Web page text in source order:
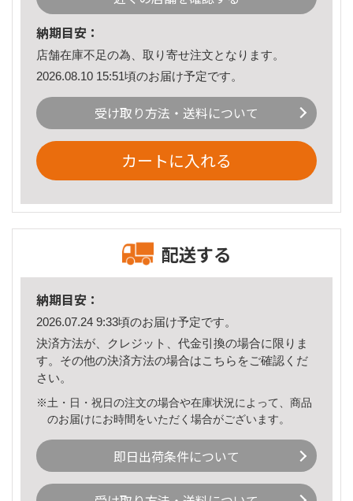
納期目安：
店舗在庫不足の為、取り寄せ注文となります。
2026.08.10 15:51頃のお届け予定です。
受け取り方法・送料について
カートに入れる
配送する
納期目安：
2026.07.24 9:33頃のお届け予定です。
決済方法が、クレジット、代金引換の場合に限りま
す。その他の決済方法の場合はこちら をご確認くだ
さい。
※土・日・祝日の注文の場合や在庫状況によって、商品
のお届けにお時間をいただく場合がございます。
即日出荷条件について